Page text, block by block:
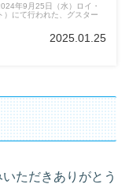
年9月25日（水）ロイ・
）にて行われた、グスター
2025.01.25
ただきありがとう